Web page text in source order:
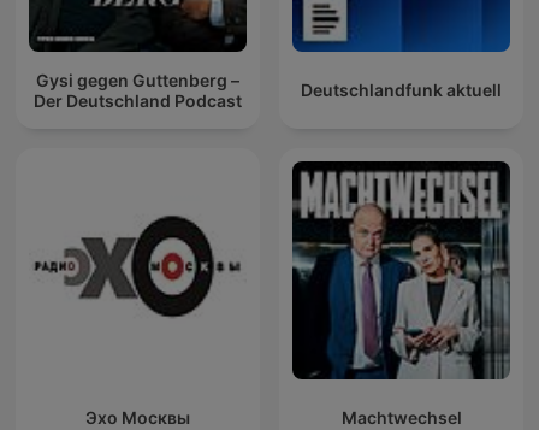
Gysi gegen Guttenberg –
Der Deutschland Podcast
Deutschlandfunk aktuell
Эхо Москвы Machtwechsel